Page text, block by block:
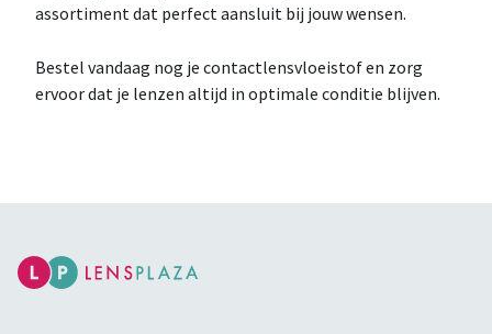
assortiment dat perfect aansluit bij jouw wensen.
Bestel vandaag nog je contactlensvloeistof en zorg
ervoor dat je lenzen altijd in optimale conditie blijven.